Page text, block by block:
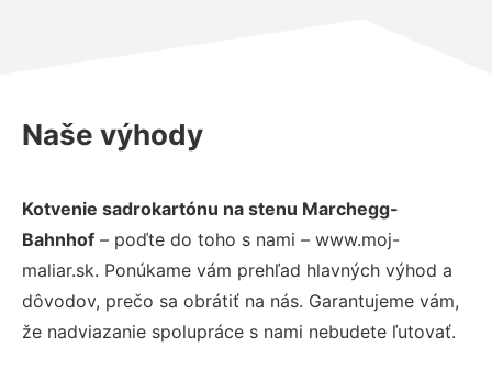
Naše výhody
Kotvenie sadrokartónu na stenu Marchegg-
Bahnhof – poďte do toho s nami – www.moj-
maliar.sk. Ponúkame vám prehľad hlavných výhod a
dôvodov, prečo sa obrátiť na nás. Garantujeme vám,
že nadviazanie spolupráce s nami nebudete ľutovať.